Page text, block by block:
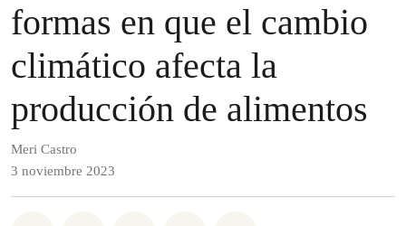
formas en que el cambio
climático afecta la
producción de alimentos
Meri Castro
3 noviembre 2023